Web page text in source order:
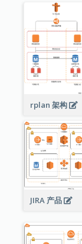
rplan 架构
JIRA 产品